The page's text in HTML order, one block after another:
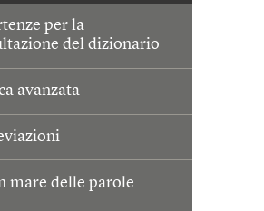
per la
del dizionario
avanzata
mare delle parole